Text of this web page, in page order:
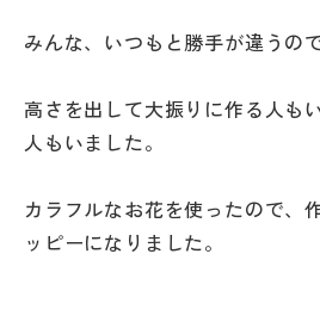
みんな、いつもと勝手が違うの
高さを出して大振りに作る人も
人もいました。
カラフルなお花を使ったので、
ッピーになりました。